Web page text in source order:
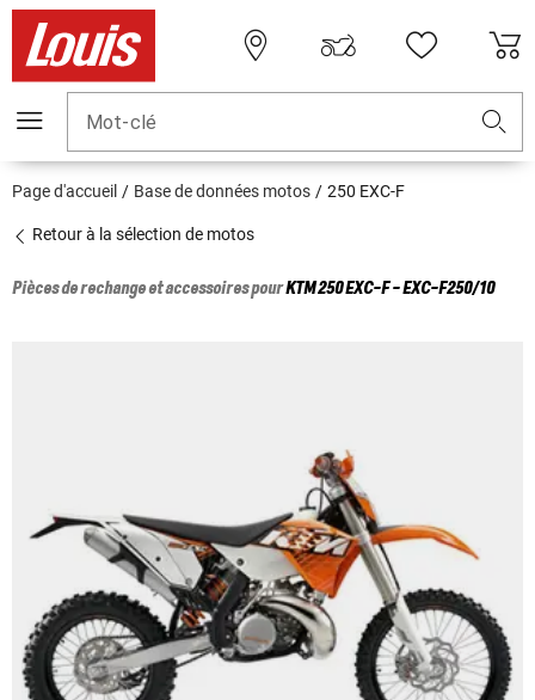
Mot-clé
Page d'accueil Base de données motos 250 EXC-F
Retour à la sélection de motos
Pièces de rechange et accessoires pourKTM250 EXC-F - EXC-F250/10